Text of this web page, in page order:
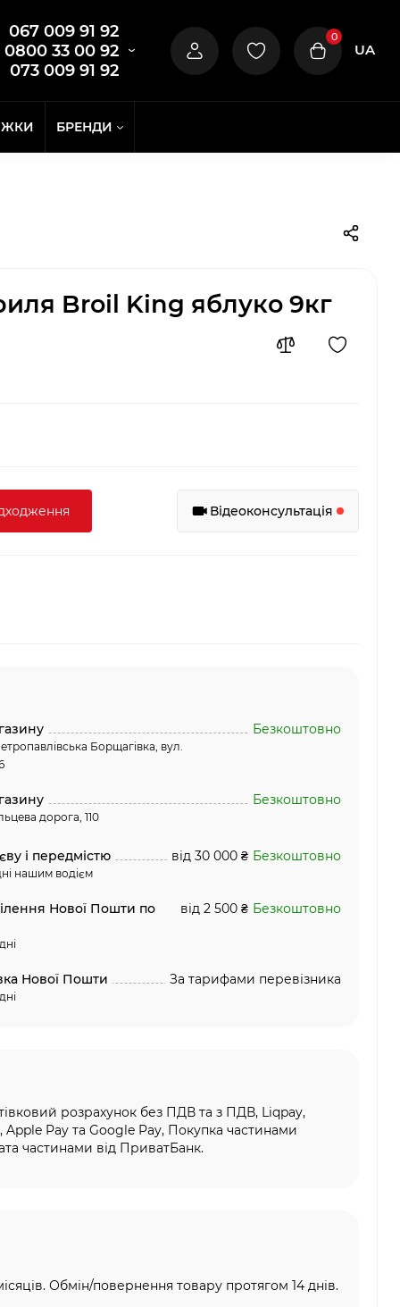
067 009 91 92
0800 33 00 92
073 009 91 92
0
UA
БРЕНДИ
Broil King яблуко 9кг
Відеоконсультація
Борщагівка, вул.
Безкоштовно
дорога, 110
Безкоштовно
і передмістю
нашим водієм
від 30 000 ₴ Безкоштовно
Нової Пошти по від 2 500 ₴ Безкоштовно
Нової Пошти За тарифами перевізника
розрахунок без ПДВ та з ПДВ, Liqpay,
Apple Pay та Google Pay, Покупка частинами
частинами від ПриватБанк.
Обмін/повернення товару протягом 14 днів.